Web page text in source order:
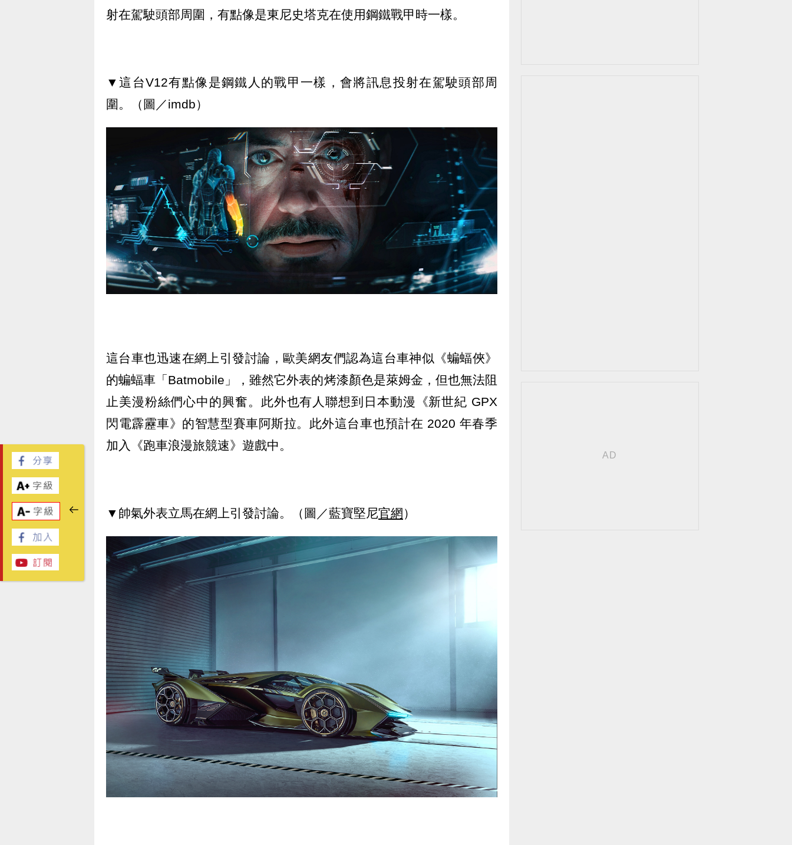
射在駕駛頭部周圍，有點像是東尼史塔克在使用鋼鐵戰甲時一樣。
▼這台V12有點像是鋼鐵人的戰甲一樣，會將訊息投射在駕駛頭部周
圍。（圖／imdb）
這台車也迅速在網上引發討論，歐美網友們認為這台車神似《蝙蝠俠》
的蝙蝠車「Batmobile」，雖然它外表的烤漆顏色是萊姆金，但也無法阻
止美漫粉絲們心中的興奮。此外也有人聯想到日本動漫《新世紀 GPX
閃電霹靂車》的智慧型賽車阿斯拉。此外這台車也預計在 2020 年春季
加入《跑車浪漫旅競速》遊戲中。
▼帥氣外表立馬在網上引發討論。（圖／藍寶堅尼官網 ）